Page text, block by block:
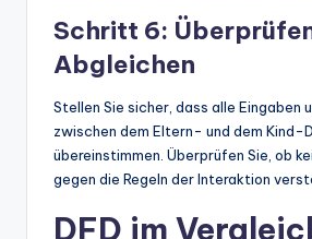
Schritt 6:
Abgleichen
Stellen Sie sicher, dass alle Eingaben
zwischen dem Eltern- und dem Kind-
übereinstimmen. Überprüfen Sie, ob
gegen die Regeln der Interaktion
DFD im